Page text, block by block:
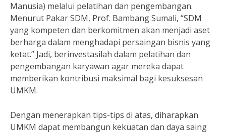
Manusia) melalui pelatihan dan pengembangan.
Menurut Pakar SDM, Prof. Bambang Sumali, “SDM
yang kompeten dan berkomitmen akan menjadi aset
berharga dalam menghadapi persaingan bisnis yang
ketat.” Jadi, berinvestasilah dalam pelatihan dan
pengembangan karyawan agar mereka dapat
memberikan kontribusi maksimal bagi kesuksesan
UMKM.
Dengan menerapkan tips-tips di atas, diharapkan
UMKM dapat membangun kekuatan dan daya saing